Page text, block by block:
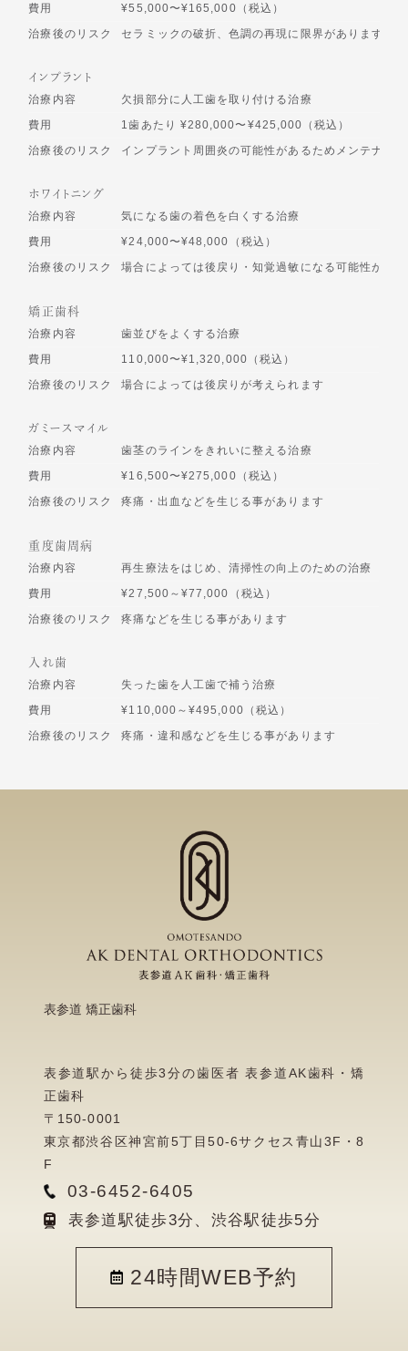
費用
¥55,000〜¥165,000（税込）
治療後のリスク
セラミックの破折、色調の再現に限界があります
インプラント
治療内容
欠損部分に人工歯を取り付ける治療
費用
1歯あたり ¥280,000〜¥425,000（税込）
治療後のリスク
インプラント周囲炎の可能性があるためメンテナン
ホワイトニング
治療内容
気になる歯の着色を白くする治療
費用
¥24,000〜¥48,000（税込）
治療後のリスク
場合によっては後戻り・知覚過敏になる可能性があ
矯正歯科
治療内容
歯並びをよくする治療
費用
110,000〜¥1,320,000（税込）
治療後のリスク
場合によっては後戻りが考えられます
ガミースマイル
治療内容
歯茎のラインをきれいに整える治療
費用
¥16,500〜¥275,000（税込）
治療後のリスク
疼痛・出血などを生じる事があります
重度歯周病
治療内容
再生療法をはじめ、清掃性の向上のための治療
費用
¥27,500～¥77,000（税込）
治療後のリスク
疼痛などを生じる事があります
入れ歯
治療内容
失った歯を人工歯で補う治療
費用
¥110,000～¥495,000（税込）
治療後のリスク
疼痛・違和感などを生じる事があります
表参道 矯正歯科
表参道駅から徒歩3分の歯医者 表参道AK歯科・矯
正歯科
〒150-0001
東京都渋谷区神宮前5丁目50-6サクセス青山3F・8
F
03-6452-6405
表参道駅徒歩3分、渋谷駅徒歩5分
24時間WEB予約